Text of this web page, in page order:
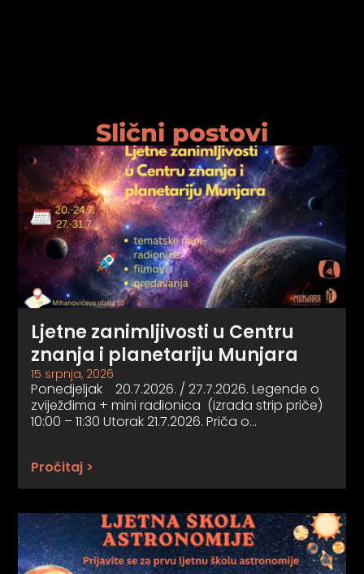
Slični postovi
Ljetne zanimljivosti u Centru
znanja i planetariju Munjara
15 srpnja, 2026
Ponedjeljak 20.7.2026. / 27.7.2026. Legende o
zviježđima + mini radionica (izrada strip priče)
10:00 – 11:30 Utorak 21.7.2026. Priča o…
Pročitaj >